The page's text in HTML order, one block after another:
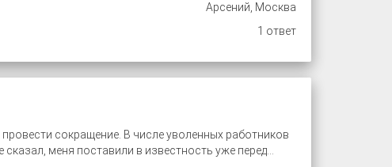
Арсений, Москва
1 ответ
сокращение. В числе уволенных работников
меня поставили в известность уже перед...